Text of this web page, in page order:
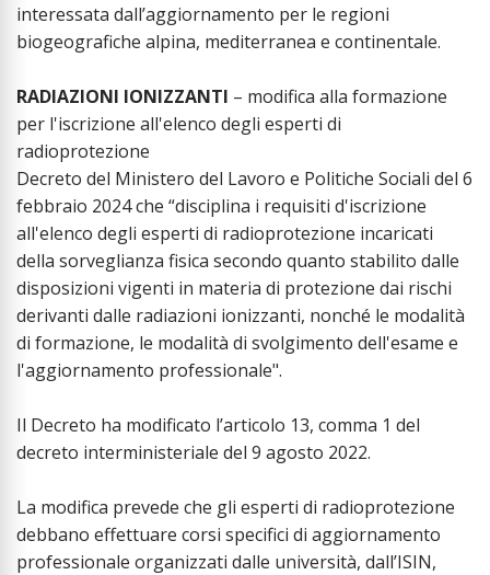
interessata dall’aggiornamento per le regioni
biogeografiche alpina, mediterranea e continentale.
RADIAZIONI IONIZZANTI – modifica alla formazione
per l'iscrizione all'elenco degli esperti di
radioprotezione
Decreto del Ministero del Lavoro e Politiche Sociali del 6
febbraio 2024 che “disciplina i requisiti d'iscrizione
all'elenco degli esperti di radioprotezione incaricati
della sorveglianza fisica secondo quanto stabilito dalle
disposizioni vigenti in materia di protezione dai rischi
derivanti dalle radiazioni ionizzanti, nonché le modalità
di formazione, le modalità di svolgimento dell'esame e
l'aggiornamento professionale".
Il Decreto ha modificato l’articolo 13, comma 1 del
decreto interministeriale del 9 agosto 2022.
La modifica prevede che gli esperti di radioprotezione
debbano effettuare corsi specifici di aggiornamento
professionale organizzati dalle università, dall’ISIN,